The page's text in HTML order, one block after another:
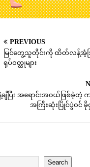
PREVIOUS
မြင်တွေ့သူတိုင်းကို ထိတ်လန့်အံ့သ
ရုပ်ဝတ္ထုများ
ျီပြီး အရောင်းအဝယ်ဖြစ်ခဲ့တဲ့ က
အကြီးဆုံးပြိုင်ပွဲဝင် ခို
Search